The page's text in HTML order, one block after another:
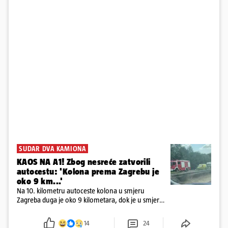
SUDAR DVA KAMIONA
KAOS NA A1! Zbog nesreće zatvorili
autocestu: 'Kolona prema Zagrebu je
oko 9 km...'
Na 10. kilometru autoceste kolona u smjeru
Zagreba duga je oko 9 kilometara, dok je u smjeru
14 24